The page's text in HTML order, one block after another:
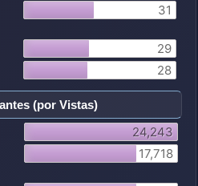
31
29
28
(por Vistas)
24,243
17,718